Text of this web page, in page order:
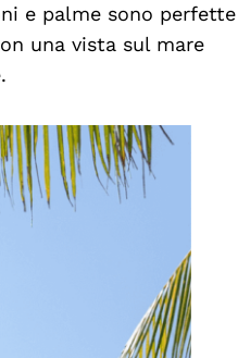
e palme sono perfette
una vista sul mare